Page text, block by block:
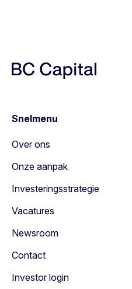
Snelmenu
Over ons
Onze aanpak
Investeringsstrategie
Vacatures
Newsroom
Contact
Investor login